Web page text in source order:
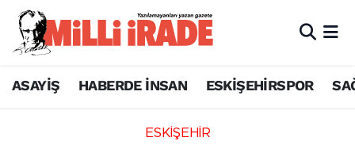
ASAYİŞ HABERDE İNSAN ESKİŞEHİRSPOR
ESKİŞEHİR